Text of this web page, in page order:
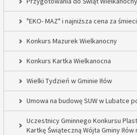
"EKO- MAZ" i najniższa cena za
Konkurs Mazurek Wielkanocny
Konkurs Kartka Wielkanocna
Wielki Tydzień w Gminie Iłów
Umowa na budowę SUW w Lubatce
Uczestnicy Gminnego Konkursu
Kartkę Świąteczną Wójta Gminy